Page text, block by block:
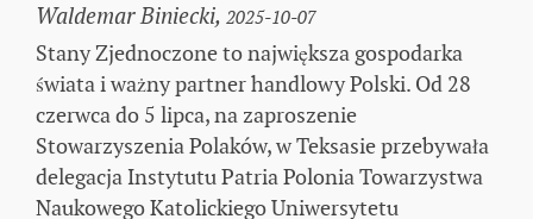
Waldemar Biniecki, 2025-10-07
Stany Zjednoczone to największa gospodarka
świata i ważny partner handlowy Polski. Od 28
czerwca do 5 lipca, na zaproszenie
Stowarzyszenia Polaków, w Teksasie przebywała
delegacja Instytutu Patria Polonia Towarzystwa
Naukowego Katolickiego Uniwersytetu